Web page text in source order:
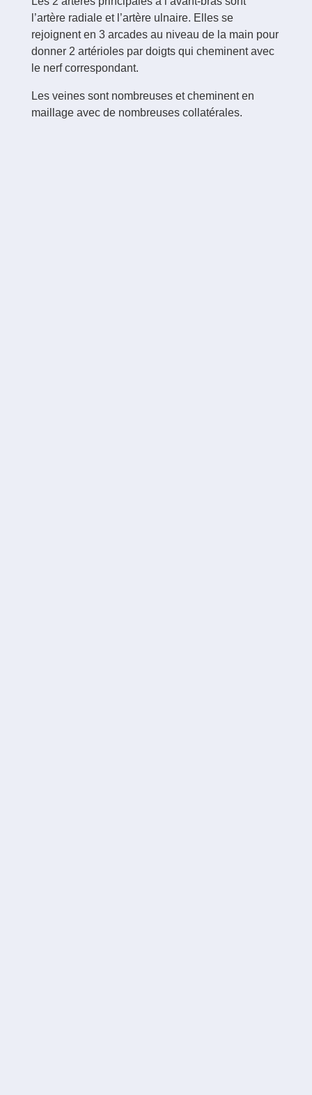
l’artère radiale et l’artère ulnaire. Elles se
rejoignent en 3 arcades au niveau de la main pour
donner 2 artérioles par doigts qui cheminent avec
le nerf correspondant.
Les veines sont nombreuses et cheminent en
maillage avec de nombreuses collatérales.